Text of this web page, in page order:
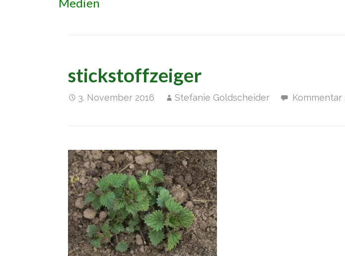
Medien
stickstoffzeiger
3. November 2016 Stefanie Goldscheider